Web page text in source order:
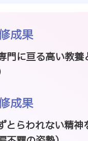
成果
門に亘る高い教養
成果
とらわれない精神